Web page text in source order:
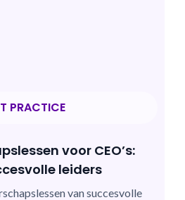
PRACTICE
voor CEO’s:
leiders
van succesvolle